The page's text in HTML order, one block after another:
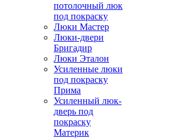
потолочный люк
под покраску
Люки Мастер
Люки-двери
Бригадир
Люки Эталон
Усиленные люки
под покраску
Прима
Усиленный люк-
дверь под
покраску
Материк